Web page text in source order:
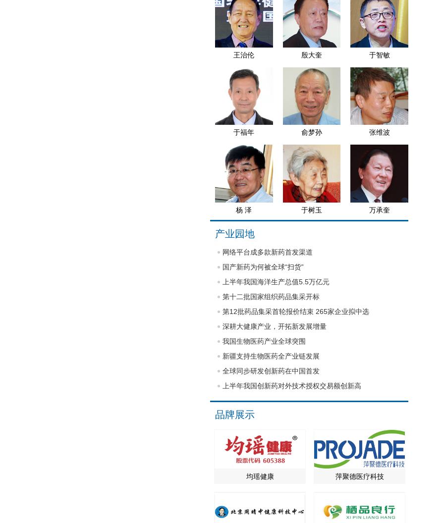
王治伦 殷大奎 于智敏
于福年 俞梦孙 张维波
杨 泽 于树玉 万承奎
产业园地
网络平台成多款新药首发渠道
国产新药为何被全球“扫货”
上半年我国海洋生产总值5.5万亿元
第十二批国家组织药品集采开标
第12批药品集采首轮报价结束 265家企业拟中选
深耕大健康产业，开拓新发展增量
我国生物医药产业全球突围
新疆支持生物医药全产业链发展
全球同步研发创新药在中国首发
上半年我国创新药对外技术授权交易额创新高
品牌展示
均瑶健康 萍聚德医疗科技